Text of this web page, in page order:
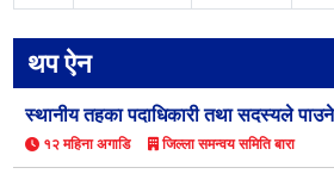
थप ऐन
स्थानीय तहका पदाधिकारी तथा सदस्यले
१२ महिना अगाडि जिल्ला समन्वय समिति बारा